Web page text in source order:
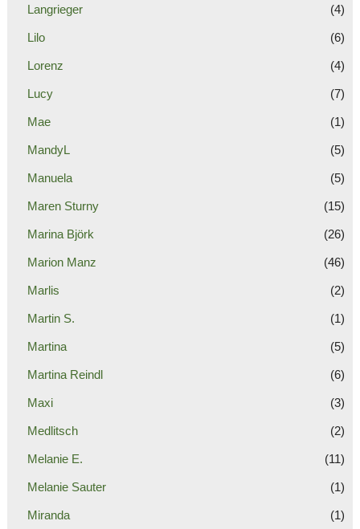
Langrieger (4)
Lilo (6)
Lorenz (4)
Lucy (7)
Mae (1)
MandyL (5)
Manuela (5)
Maren Sturny (15)
Marina Björk (26)
Marion Manz (46)
Marlis (2)
Martin S. (1)
Martina (5)
Martina Reindl (6)
Maxi (3)
Medlitsch (2)
Melanie E. (11)
Melanie Sauter (1)
Miranda (1)